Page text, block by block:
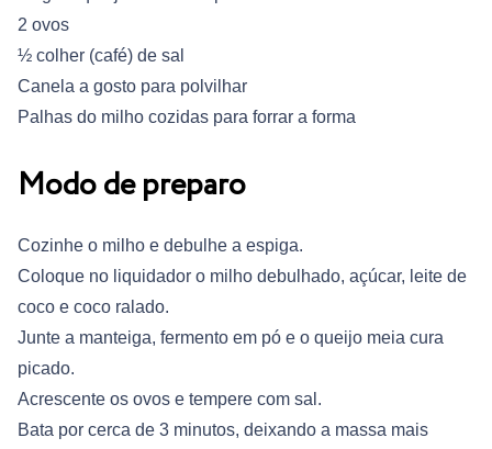
2 ovos
½ colher (café) de sal
Canela a gosto para polvilhar
Palhas do milho cozidas para forrar a forma
Modo de preparo
Cozinhe o milho e debulhe a espiga.
Coloque no liquidador o milho debulhado, açúcar, leite de
coco e coco ralado.
Junte a manteiga, fermento em pó e o queijo meia cura
picado.
Acrescente os ovos e tempere com sal.
Bata por cerca de 3 minutos, deixando a massa mais